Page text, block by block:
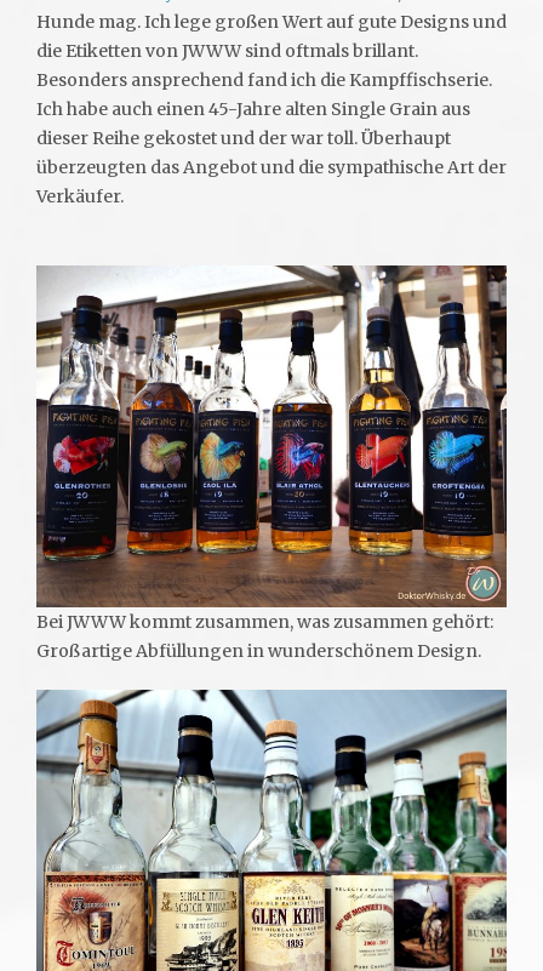
Hunde mag. Ich lege großen Wert auf gute Designs und
die Etiketten von JWWW sind oftmals brillant.
Besonders ansprechend fand ich die Kampffischserie.
Ich habe auch einen 45-Jahre alten Single Grain aus
dieser Reihe gekostet und der war toll. Überhaupt
überzeugten das Angebot und die sympathische Art der
Verkäufer.
Bei JWWW kommt zusammen, was zusammen gehört:
Großartige Abfüllungen in wunderschönem Design.